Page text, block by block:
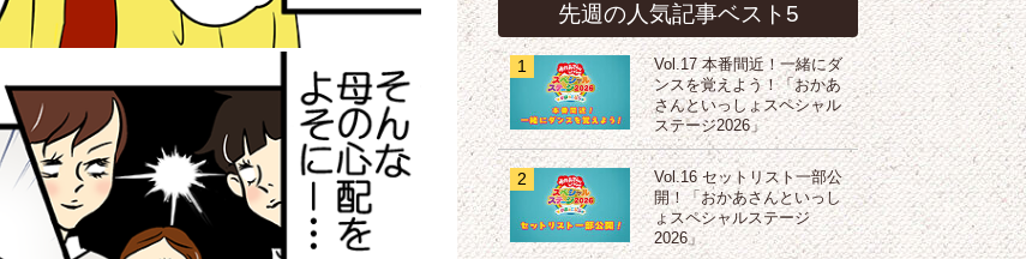
先週の人気記事ベスト5
1
Vol.17 本番間近！一緒にダ
ンスを覚えよう！「おかあ
さんといっしょスペシャル
ステージ2026」
2
Vol.16 セットリスト一部公
開！「おかあさんといっし
ょスペシャルステージ
2026」